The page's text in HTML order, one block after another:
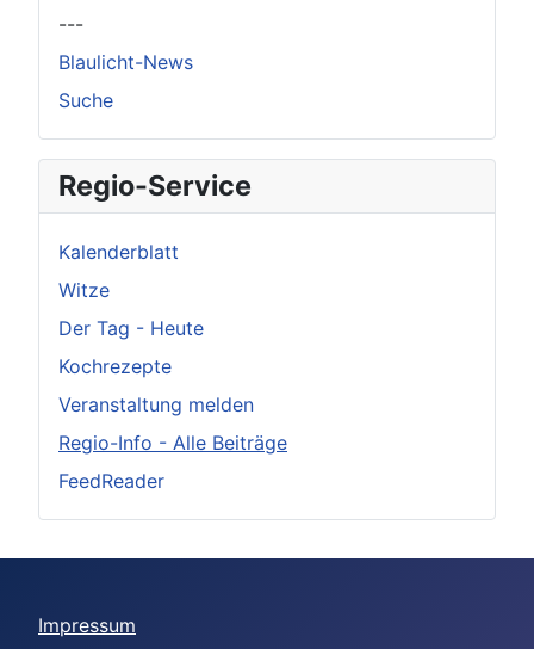
---
Blaulicht-News
Suche
Regio-Service
Kalenderblatt
Witze
Der Tag - Heute
Kochrezepte
Veranstaltung melden
Regio-Info - Alle Beiträge
FeedReader
Impressum